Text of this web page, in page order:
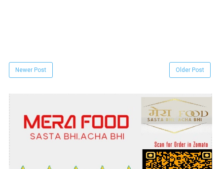
Newer Post Older Post